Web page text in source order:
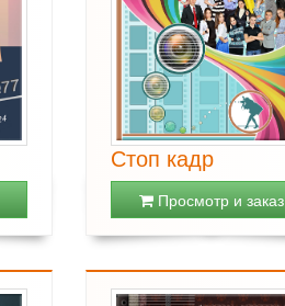
Стоп кадр
Просмотр и заказ